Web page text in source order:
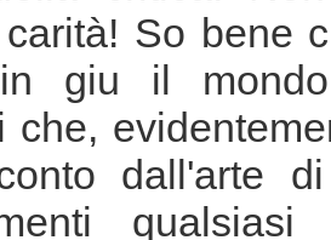
So bene
giu il
che,
dall'arte
qualsiasi